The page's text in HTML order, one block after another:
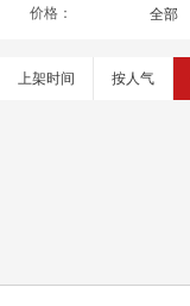
价格： 全部
上架时间 按人气